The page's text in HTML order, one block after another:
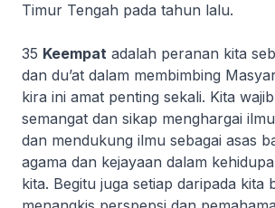
Timur Tengah pada tahun lalu.
35 Keempat adalah peranan kita
dan du’at dalam membimbing
kira ini amat penting sekali. Kita
semangat dan sikap menghargai
dan mendukung ilmu sebagai asas
agama dan kejayaan dalam
kita. Begitu juga setiap daripada kita